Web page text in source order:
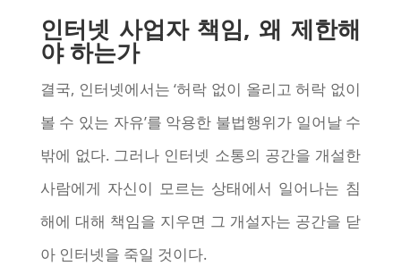
인터넷 사업자 책임, 왜 제한해
야 하는가
결국, 인터넷에서는 ‘허락 없이 올리고 허락 없이
볼 수 있는 자유’를 악용한 불법행위가 일어날 수
밖에 없다. 그러나 인터넷 소통의 공간을 개설한
사람에게 자신이 모르는 상태에서 일어나는 침
해에 대해 책임을 지우면 그 개설자는 공간을 닫
아 인터넷을 죽일 것이다.